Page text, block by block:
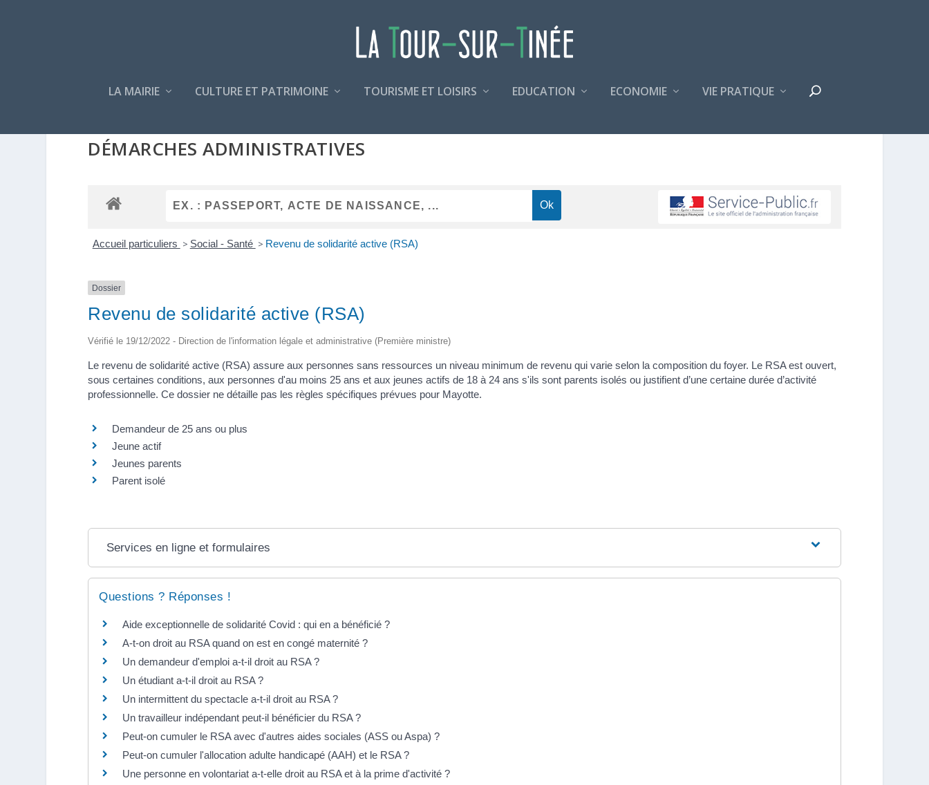
LA MAIRIE CULTURE ET PATRIMOINE TOURISME ET LOISIRS EDUCATION ECONOMIE VIE PRATIQUE
DÉMARCHES ADMINISTRATIVES
Accueil particuliers > Social - Santé > Revenu de solidarité active (RSA)
Dossier
Revenu de solidarité active (RSA)
Vérifié le 19/12/2022 - Direction de l'information légale et administrative (Première ministre)
Le revenu de solidarité active (RSA) assure aux personnes sans ressources un niveau minimum de revenu qui varie selon la composition du foyer. Le RSA est ouvert,
sous certaines conditions, aux personnes d'au moins 25 ans et aux jeunes actifs de 18 à 24 ans s'ils sont parents isolés ou justifient d’une certaine durée d’activité
professionnelle. Ce dossier ne détaille pas les règles spécifiques prévues pour Mayotte.
Demandeur de 25 ans ou plus
Jeune actif
Jeunes parents
Parent isolé
Services en ligne et formulaires
Questions ? Réponses !
Aide exceptionnelle de solidarité Covid : qui en a bénéficié ?
A-t-on droit au RSA quand on est en congé maternité ?
Un demandeur d'emploi a-t-il droit au RSA ?
Un étudiant a-t-il droit au RSA ?
Un intermittent du spectacle a-t-il droit au RSA ?
Un travailleur indépendant peut-il bénéficier du RSA ?
Peut-on cumuler le RSA avec d'autres aides sociales (ASS ou Aspa) ?
Peut-on cumuler l'allocation adulte handicapé (AAH) et le RSA ?
Une personne en volontariat a-t-elle droit au RSA et à la prime d'activité ?